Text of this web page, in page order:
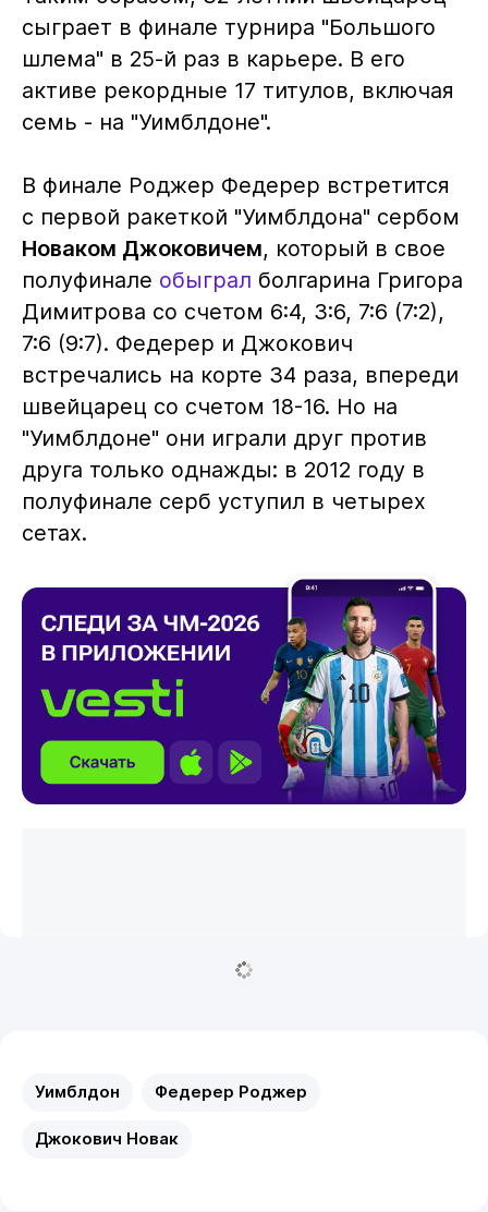
сыграет в финале турнира "Большого
шлема" в 25-й раз в карьере. В его
активе рекордные 17 титулов, включая
семь - на "Уимблдоне".
В финале Роджер Федерер встретится
с первой ракеткой "Уимблдона" сербом
Новаком Джоковичем, который в свое
полуфинале обыграл болгарина Григора
Димитрова со счетом 6:4, 3:6, 7:6 (7:2),
7:6 (9:7). Федерер и Джокович
встречались на корте 34 раза, впереди
швейцарец со счетом 18-16. Но на
"Уимблдоне" они играли друг против
друга только однажды: в 2012 году в
полуфинале серб уступил в четырех
сетах.
Уимблдон Федерер Роджер
Джокович Новак